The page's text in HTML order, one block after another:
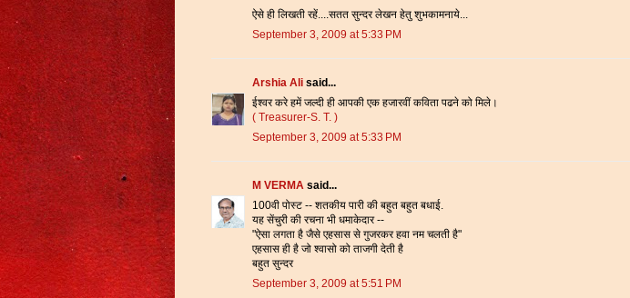
ऐसे ही लिखती रहें....सतत सुन्दर लेखन हेतु शुभकामनाये...
September 3, 2009 at 5:33 PM
Arshia Ali said...
ईश्वर करे हमें जल्दी ही आपकी एक हजारवीं कविता पढने को मिले।
( Treasurer-S. T. )
September 3, 2009 at 5:33 PM
M VERMA said...
100वी पोस्ट -- शतकीय पारी की बहुत बहुत बधाई.
यह सेंचुरी की रचना भी धमाकेदार --
"ऐसा लगता है जैसे एहसास से गुजरकर हवा नम चलती है"
एहसास ही है जो श्वासो को ताजगी देती है
बहुत सुन्दर
September 3, 2009 at 5:51 PM